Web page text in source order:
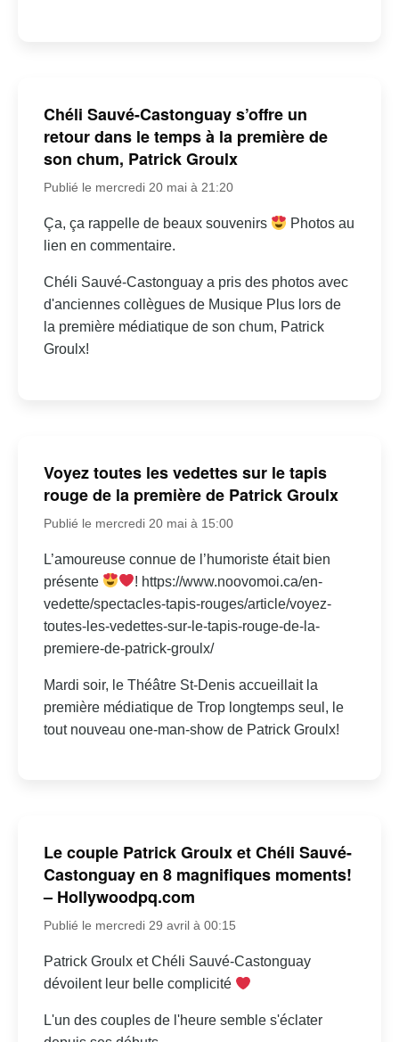
Chéli Sauvé-Castonguay s’offre un
retour dans le temps à la première de
son chum, Patrick Groulx
Publié le mercredi 20 mai à 21:20
Ça, ça rappelle de beaux souvenirs
Photos au
lien en commentaire.
Chéli Sauvé-Castonguay a pris des photos avec
d'anciennes collègues de Musique Plus lors de
la première médiatique de son chum, Patrick
Groulx!
Voyez toutes les vedettes sur le tapis
rouge de la première de Patrick Groulx
Publié le mercredi 20 mai à 15:00
L’amoureuse connue de l’humoriste était bien
présente
! https://www.noovomoi.ca/en-
vedette/spectacles-tapis-rouges/article/voyez-
toutes-les-vedettes-sur-le-tapis-rouge-de-la-
premiere-de-patrick-groulx/
Mardi soir, le Théâtre St-Denis accueillait la
première médiatique de Trop longtemps seul, le
tout nouveau one-man-show de Patrick Groulx!
Le couple Patrick Groulx et Chéli Sauvé-
Castonguay en 8 magnifiques moments!
– Hollywoodpq.com
Publié le mercredi 29 avril à 00:15
Patrick Groulx et Chéli Sauvé-Castonguay
dévoilent leur belle complicité
L'un des couples de l'heure semble s'éclater